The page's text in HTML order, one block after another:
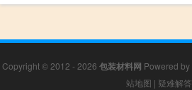
Copyright © 2012 - 2026 包装材料网 Powered by
站地图 | 疑难解答